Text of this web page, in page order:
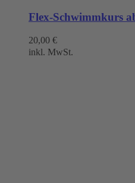
Flex-Schwimmkurs
20,00 €
inkl. MwSt.